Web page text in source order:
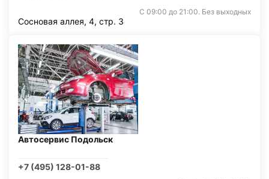
С 09:00 до 21:00. Без выходных
Сосновая аллея, 4, стр. 3
Автосервис Подольск
+7 (495) 128-01-88